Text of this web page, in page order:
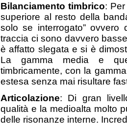
Bilanciamento timbrico:
superiore al resto della
solo se interrogato” ovvero
traccia ci sono davvero
è affatto slegata e si è
La gamma media e
timbricamente, con la
estesa senza mai risultare
Articolazione: Di gran
qualità e la medioalta molto
delle risonanze interne.